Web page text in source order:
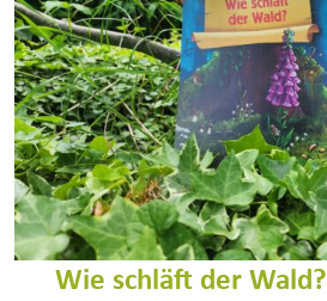
Wie schläft der Wald?